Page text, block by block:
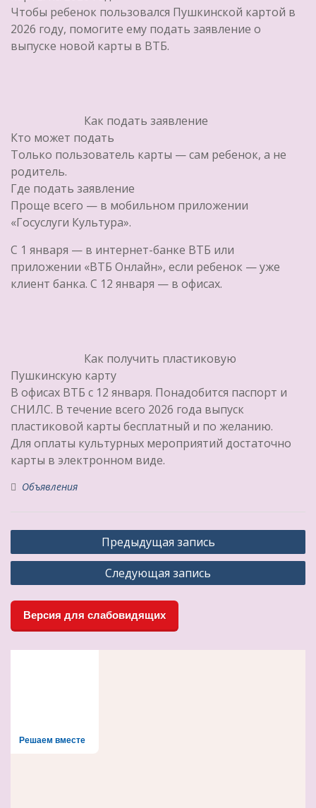
Чтобы ребенок пользовался Пушкинской картой в
2026 году, помогите ему подать заявление о
выпуске новой карты в ВТБ.
Как подать заявление
Кто может подать
Только пользователь карты — сам ребенок, а не
родитель.
Где подать заявление
Проще всего — в мобильном приложении
«Госуслуги Культура».
С 1 января — в интернет-банке ВТБ или
приложении «ВТБ Онлайн», если ребенок — уже
клиент банка. С 12 января — в офисах.
Как получить пластиковую
Пушкинскую карту
В офисах ВТБ с 12 января. Понадобится паспорт и
СНИЛС. В течение всего 2026 года выпуск
пластиковой карты бесплатный и по желанию.
Для оплаты культурных мероприятий достаточно
карты в электронном виде.
Объявления
Навигация
по
Предыдущая запись
Следующая запись
Версия для слабовидящих
Решаем вместе